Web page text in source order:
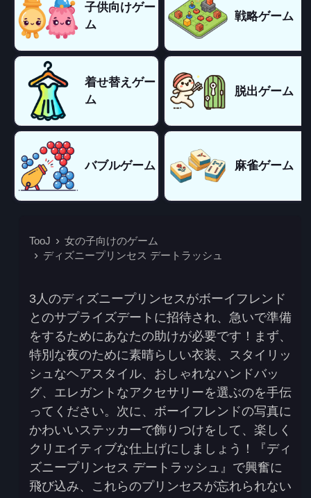
子供向けゲー
ム
戦略ゲーム
着せ替えゲー
ム
脱出ゲーム
バブルゲーム 麻雀ゲーム
TooJ
女の子向けのゲーム
ディズニープリンセス デートラッシュ
3人のディズニープリンセスがボーイフレンド
とのサプライズデートに招待され、急いで準備
をするためにあなたの助けが必要です！まず、
特別な夜のために素晴らしい衣装、スタイリッ
シュなヘアスタイル、おしゃれなハンドバッ
グ、エレガントなアクセサリーを選ぶのを手伝
ってください。次に、ボーイフレンドの写真に
かわいいステッカーで飾りつけをして、楽しく
クリエイティブな仕上げにしましょう！『ディ
ズニープリンセス デートラッシュ』で興奮に
飛び込み、これらのプリンセスが忘れられない